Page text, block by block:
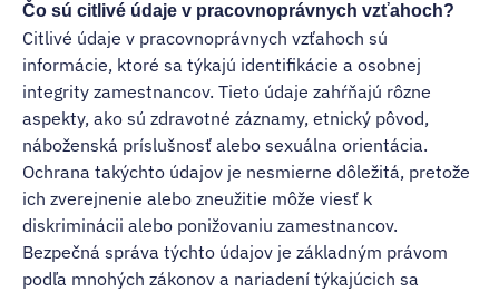
Čo sú citlivé údaje v pracovnoprávnych vzťahoch?
Citlivé údaje v pracovnoprávnych vzťahoch sú
informácie, ktoré sa týkajú identifikácie a osobnej
integrity zamestnancov. Tieto údaje zahŕňajú rôzne
aspekty, ako sú zdravotné záznamy, etnický pôvod,
náboženská príslušnosť alebo sexuálna orientácia.
Ochrana takýchto údajov je nesmierne dôležitá, pretože
ich zverejnenie alebo zneužitie môže viesť k
diskriminácii alebo ponižovaniu zamestnancov.
Bezpečná správa týchto údajov je základným právom
podľa mnohých zákonov a nariadení týkajúcich sa